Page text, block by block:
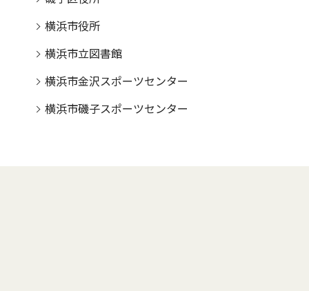
横浜市役所
横浜市立図書館
横浜市金沢スポーツセンター
横浜市磯子スポーツセンター